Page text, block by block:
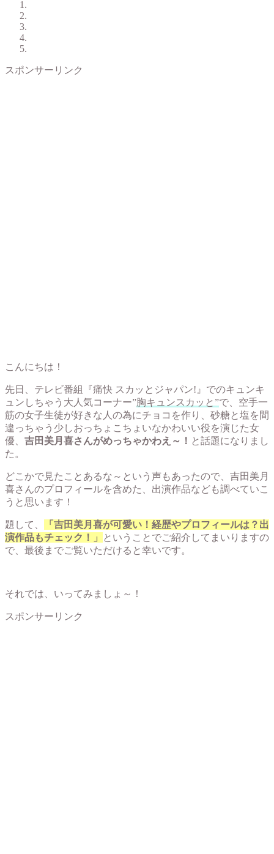
スポンサーリンク
こんにちは！
先日、テレビ番組『痛快 スカッとジャパン!』でのキュンキ
ュンしちゃう大人気コーナー”胸キュンスカッと”で、空手一
筋の女子生徒が好きな人の為にチョコを作り、砂糖と塩を間
違っちゃう少しおっちょこちょいなかわいい役を演じた女
優、 吉田美月喜さんがめっちゃかわえ～！ と話題になりまし
た。
どこかで見たことあるな～という声もあったので、吉田美月
喜さんのプロフィールを含めた、出演作品なども調べていこ
うと思います！
題して、
「吉田美月喜が可愛い！経歴やプロフィールは？出
演作品もチェック！」
ということでご紹介してまいりますの
で、最後までご覧いただけると幸いです。
それでは、いってみましょ～！
スポンサーリンク